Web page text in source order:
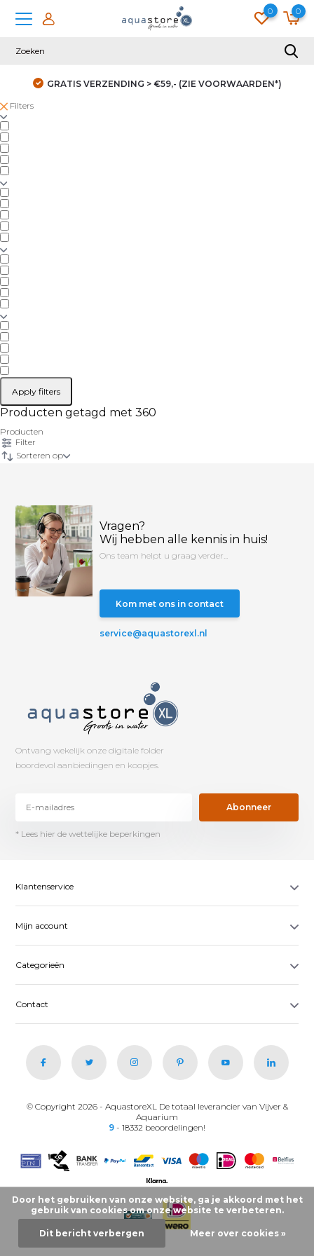
0 0
GRATIS VERZENDING > €59,- (ZIE VOORWAARDEN*)
Filters
Apply filters
Producten getagd met 360
Producten
Filter
Sorteren op
Vragen?
Wij hebben alle kennis in huis!
Ons team helpt u graag verder...
Kom met ons in contact
service@aquastorexl.nl
Ontvang wekelijk onze digitale folder
boordevol aanbiedingen en koopjes.
Abonneer
* Lees hier de wettelijke beperkingen
Klantenservice
Mijn account
Categorieën
Contact
© Copyright 2026 - AquastoreXL De totaal leverancier van Vijver &
Aquarium
9 - 18332 beoordelingen!
Door het gebruiken van onze website, ga je akkoord met het
gebruik van cookies om onze website te verbeteren.
Dit bericht verbergen Meer over cookies »